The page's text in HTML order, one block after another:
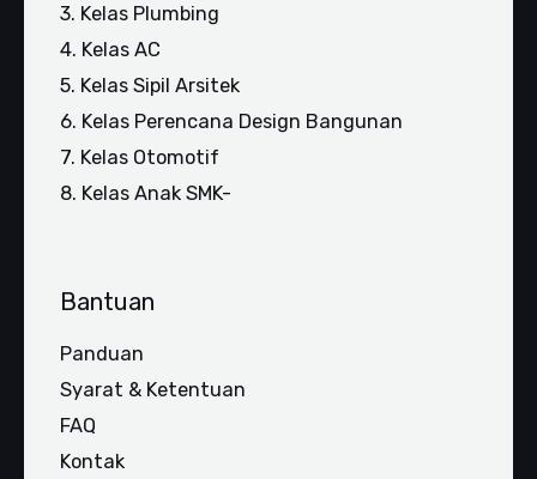
3. Kelas Plumbing
4. Kelas AC
5. Kelas Sipil Arsitek
6. Kelas Perencana Design Bangunan
7. Kelas Otomotif
8. Kelas Anak SMK-
Bantuan
Panduan
Syarat & Ketentuan
FAQ
Kontak